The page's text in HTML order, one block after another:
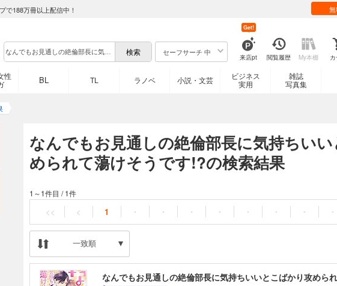
で188万冊以上配信中！
セーフサーチ 中
来店pt
Get!
閲覧履歴 My本棚
性
BL TL ラノベ 小説・文芸
ビジネス
実用
雑誌
写真集
なんでもお見通しの絶倫部長に気持ちい
められて蕩けそうです!?の検索結果
1～1件目 /1件
<< < 1 ・ ・ ・ ・ ・ ・ ・ ・
一致順
なんでもお見通しの絶倫部長に気持ちいいとこばかり攻めら